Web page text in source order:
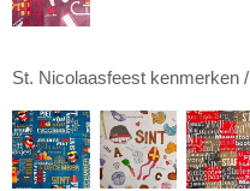
St. Nicolaasfeest kenmerken